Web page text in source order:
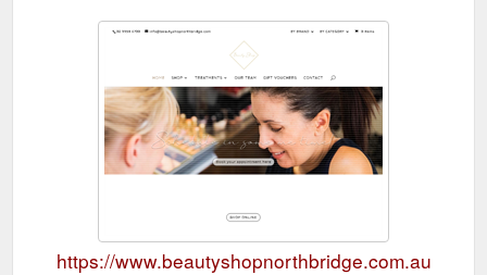
https://www.beautyshopnorthbridge.com.au